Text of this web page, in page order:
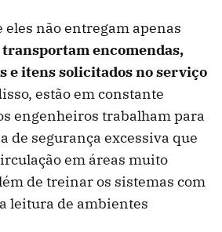
eles não entregam apenas
transportam encomendas,
e itens solicitados no serviço
estão em constante
engenheiros trabalham para
de segurança excessiva que
em áreas muito
de treinar os sistemas com
leitura de ambientes